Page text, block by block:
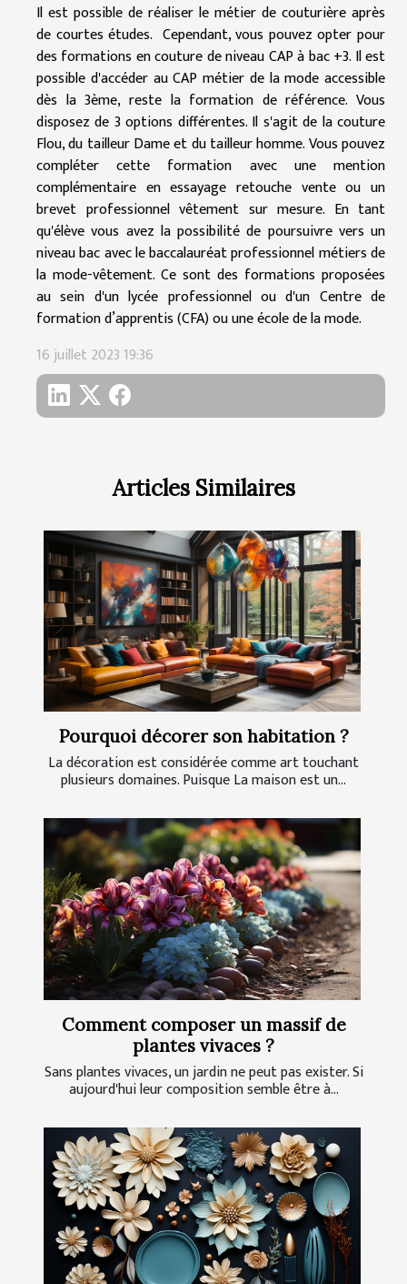
Articles Similaires
Pourquoi décorer son habitation ?
La décoration est considérée comme art touchant
plusieurs domaines. Puisque La maison est un...
Comment composer un massif de
plantes vivaces ?
Sans plantes vivaces, un jardin ne peut pas exister. Si
aujourd'hui leur composition semble être à...
Il est possible de réaliser le métier de couturière après
de courtes études. Cependant, vous pouvez opter pour
des formations en couture de niveau CAP à bac +3. Il est
possible d'accéder au CAP métier de la mode accessible
dès la 3ème, reste la formation de référence. Vous
disposez de 3 options différentes. Il s'agit de la couture
Flou, du tailleur Dame et du tailleur homme. Vous pouvez
compléter cette formation avec une mention
complémentaire en essayage retouche vente ou un
brevet professionnel vêtement sur mesure. En tant
qu'élève vous avez la possibilité de poursuivre vers un
niveau bac avec le baccalauréat professionnel métiers de
la mode-vêtement. Ce sont des formations proposées
au sein d'un lycée professionnel ou d'un Centre de
formation d’apprentis (CFA) ou une école de la mode.
16 juillet 2023 19:36